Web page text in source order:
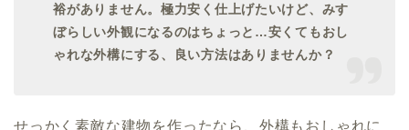
裕がありません。極力安く仕上げたいけど、みす
ぼらしい外観になるのはちょっと…安くてもおし
ゃれな外構にする、良い方法はありませんか？
せっかく素敵な建物を作ったなら、外構もおしゃれに